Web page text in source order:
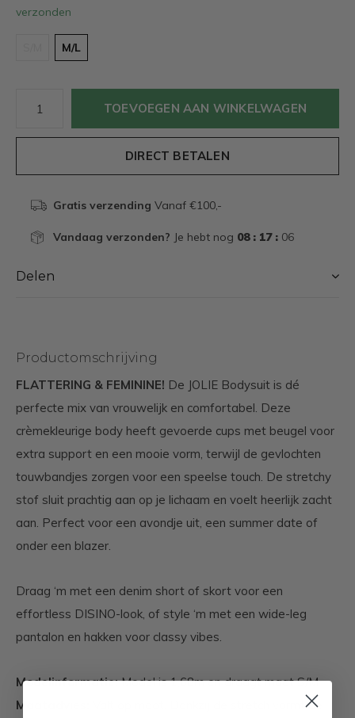
verzonden
M/L
TOEVOEGEN AAN WINKELWAGEN
DIRECT BETALEN
Gratis verzending Vanaf €100,-
Vandaag verzonden? Je hebt nog 08 : 17 : 06
Delen
Productomschrijving
FLATTERING & FEMININE! De JOLIE Bodysuit is dé
perfecte mix van vrouwelijk en comfortabel. Deze
crèmekleurige body heeft gevoerde cups met beugel voor
extra support en een mooie vorm, terwijl de gevlochten
touwbandjes zorgen voor een speelse touch. De stretchy
stof sluit prachtig aan op je lichaam en voelt heerlijk zacht
aan. Perfect voor een avondje uit, een summer date of
onder een blazer.
Draag ‘m met een denim short of skort voor een
effortless DISINO-look, of style ‘m met een wide-leg
pantalon en hakken voor classy vibes.
Modelinformatie:Model is 1,68m en draagt maat S/M
Maatadvies:
Valt op maat. Dankzij de stretch vormt de